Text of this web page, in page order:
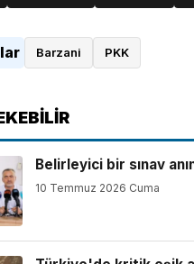
Barzani PKK
Belirleyici bir sınav
10 Temmuz 2026 Cuma